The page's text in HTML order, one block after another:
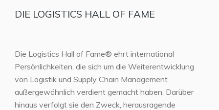
DIE LOGISTICS HALL OF FAME
Die Logistics Hall of Fame® ehrt international
Persönlichkeiten, die sich um die Weiterentwicklung
von Logistik und Supply Chain Management
außergewöhnlich verdient gemacht haben. Darüber
hinaus verfolgt sie den Zweck, herausragende